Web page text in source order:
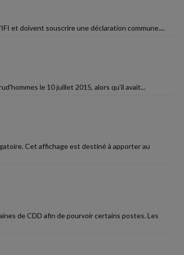
et doivent souscrire une déclaration commune....
le 10 juillet 2015, alors qu'il avait...
Cet affichage est destiné à apporter au
de CDD afin de pourvoir certains postes. Les